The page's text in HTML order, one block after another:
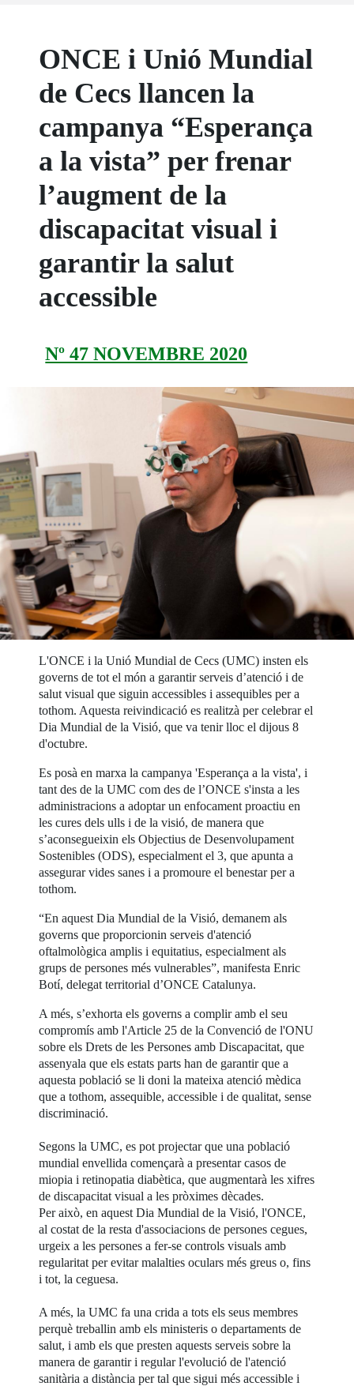
ONCE i Unió Mundial
de Cecs llancen la
campanya “Esperança
a la vista” per frenar
l’augment de la
discapacitat visual i
garantir la salut
accessible
Nº 47 NOVEMBRE 2020
L'ONCE i la Unió Mundial de Cecs (UMC) insten els
governs de tot el món a garantir serveis d’atenció i de
salut visual que siguin accessibles i assequibles per a
tothom. Aquesta reivindicació es realitzà per celebrar el
Dia Mundial de la Visió, que va tenir lloc el dijous 8
d'octubre.
Es posà en marxa la campanya 'Esperança a la vista', i
tant des de la UMC com des de l’ONCE s'insta a les
administracions a adoptar un enfocament proactiu en
les cures dels ulls i de la visió, de manera que
s’aconsegueixin els Objectius de Desenvolupament
Sostenibles (ODS), especialment el 3, que apunta a
assegurar vides sanes i a promoure el benestar per a
tothom.
“En aquest Dia Mundial de la Visió, demanem als
governs que proporcionin serveis d'atenció
oftalmològica amplis i equitatius, especialment als
grups de persones més vulnerables”, manifesta Enric
Botí, delegat territorial d’ONCE Catalunya.
A més, s’exhorta els governs a complir amb el seu
compromís amb l'Article 25 de la Convenció de l'ONU
sobre els Drets de les Persones amb Discapacitat, que
assenyala que els estats parts han de garantir que a
aquesta població se li doni la mateixa atenció mèdica
que a tothom, assequible, accessible i de qualitat, sense
discriminació.
Segons la UMC, es pot projectar que una població
mundial envellida començarà a presentar casos de
miopia i retinopatia diabètica, que augmentarà les xifres
de discapacitat visual a les pròximes dècades.
Per això, en aquest Dia Mundial de la Visió, l'ONCE,
al costat de la resta d'associacions de persones cegues,
urgeix a les persones a fer-se controls visuals amb
regularitat per evitar malalties oculars més greus o, fins
i tot, la ceguesa.
A més, la UMC fa una crida a tots els seus membres
perquè treballin amb els ministeris o departaments de
salut, i amb els que presten aquests serveis sobre la
manera de garantir i regular l'evolució de l'atenció
sanitària a distància per tal que sigui més accessible i